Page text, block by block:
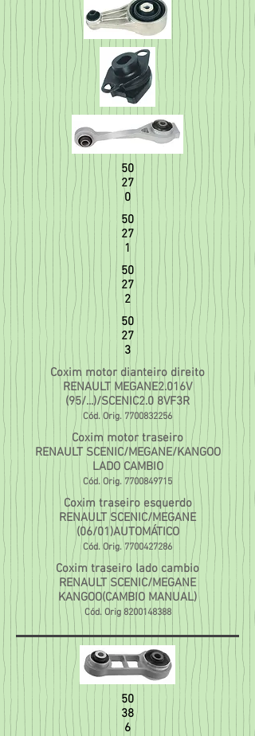
50
27
0
50
27
1
50
27
2
50
27
3
Coxim motor dianteiro direito
RENAULT MEGANE2.016V
(95/...)/SCENIC2.0 8VF3R
Cód. Orig. 7700832256
Coxim motor traseiro
RENAULT SCENIC/MEGANE/KANGOO
LADO CAMBIO
Cód. Orig. 7700849715
Coxim traseiro esquerdo
RENAULT SCENIC/MEGANE
(06/01)AUTOMÁTICO
Cód. Orig.7700427286
Coxim traseiro lado cambio
RENAULT SCENIC/MEGANE
KANGOO(CAMBIO MANUAL)
Cód. Orig 8200148388
50
38
6